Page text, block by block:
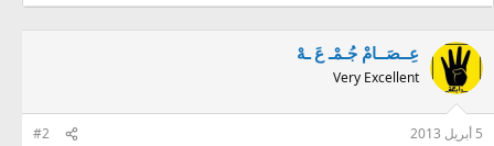
عِــصَــامْ جُـمْـ عَ ـهْ
Very Excellent
5 أبريل 2013 #2